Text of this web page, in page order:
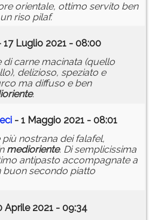
orientale, ottimo servito ben
riso pilaf.
17 Luglio 2021 - 08:00
carne macinata (quello
delizioso, speziato e
ma diffuso e ben
.
- 1 Maggio 2021 - 08:01
nostrana dei falafel,
medioriente. Di semplicissima
antipasto accompagnate a
buon secondo piatto
Aprile 2021 - 09:34